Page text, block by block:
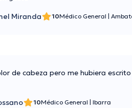
Miranda 10Médico General
de cabeza pero me hubiera
10Médico General Ibarra